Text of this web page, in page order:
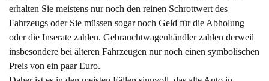
erhalten Sie meistens nur noch den reinen Schrottwert des
Fahrzeugs oder Sie müssen sogar noch Geld für die Abholung
oder die Inserate zahlen. Gebrauchtwagenhändler zahlen derweil
insbesondere bei älteren Fahrzeugen nur noch einen symbolischen
Preis von ein paar Euro.